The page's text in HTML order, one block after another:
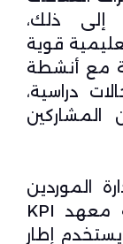
إلى ذلك،
قوية
مع أنشطة
دراسية،
المشاركين
الموردين
المتعلق بالممارسة مما يقدمه معهد KPI
يستخدم إطار